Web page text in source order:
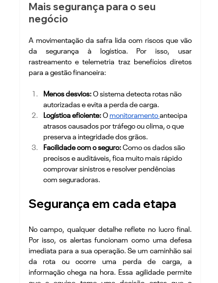
Mais segurança para o seu
negócio
A movimentação da safra lida com riscos que vão
da segurança à logística. Por isso, usar
rastreamento e telemetria traz benefícios diretos
para a gestão financeira:
Menos desvios: O sistema detecta rotas não
autorizadas e evita a perda de carga.
Logística eficiente: O monitoramento antecipa
atrasos causados por tráfego ou clima, o que
preserva a integridade dos grãos.
Facilidade com o seguro: Como os dados são
precisos e auditáveis, fica muito mais rápido
comprovar sinistros e resolver pendências
com seguradoras.
Segurança em cada etapa
No campo, qualquer detalhe reflete no lucro final.
Por isso, os alertas funcionam como uma defesa
imediata para a sua operação. Se um caminhão sai
da rota ou ocorre uma perda de carga, a
informação chega na hora. Essa agilidade permite